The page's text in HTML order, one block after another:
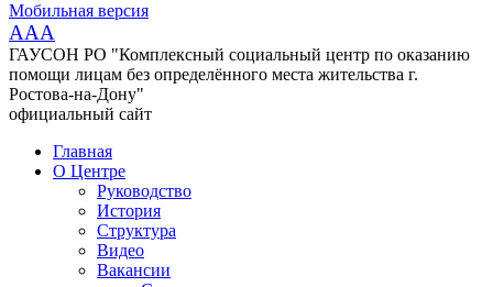
Мобильная версия
AAA
ГАУСОН РО "Комплексный социальный центр по оказанию
помощи лицам без определённого места жительства г.
Ростова-на-Дону"
официальный сайт
Главная
О Центре
Руководство
История
Структура
Видео
Вакансии